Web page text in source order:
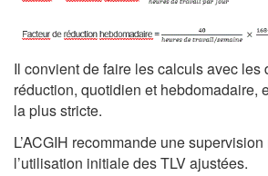
Il convient de faire les calculs avec les
réduction, quotidien et hebdomadaire,
la plus stricte.
L’ACGIH recommande une
l’utilisation initiale des TLV ajustées.